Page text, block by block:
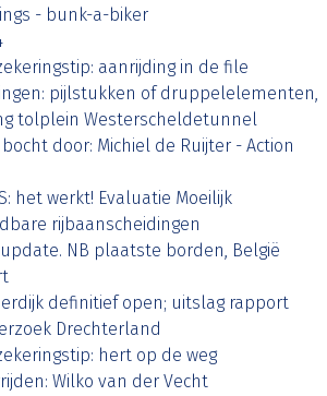
- bunk-a-biker
aanrijding in de file
pijlstukken of druppelelementen,
tolplein Westerscheldetunnel
door: Michiel de Ruijter - Action
het werkt! Evaluatie Moeilijk
rijbaanscheidingen
update. NB plaatste borden, België
definitief open; uitslag rapport
Drechterland
hert op de weg
Wilko van der Vecht